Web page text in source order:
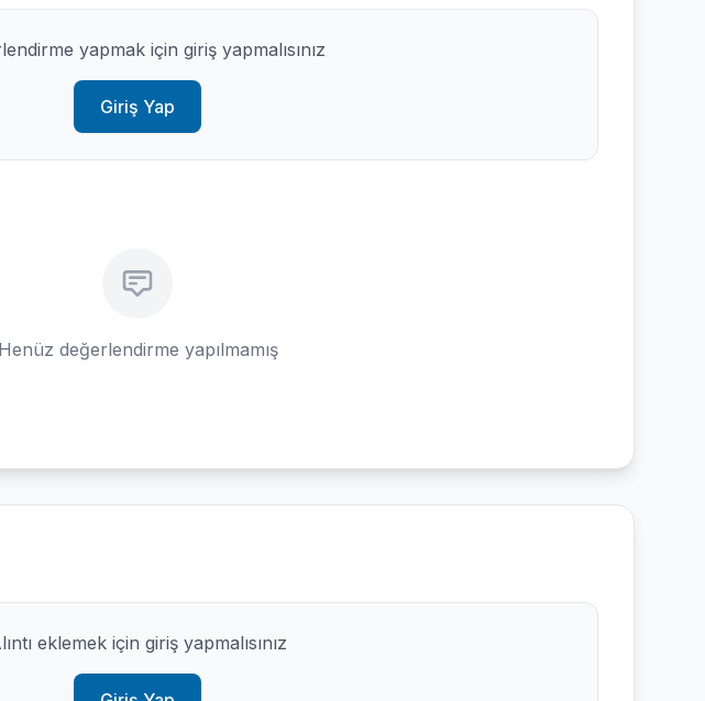
yapmak için giriş yapmalısınız
Giriş Yap
Henüz değerlendirme yapılmamış
eklemek için giriş yapmalısınız